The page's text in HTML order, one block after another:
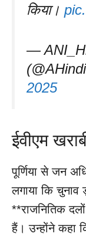
किया।
—
2025
ईवीएम
पूर्णिया से जन
लगाया कि चुनाव
**राजनितिक
हैं। उन्होंने कहा